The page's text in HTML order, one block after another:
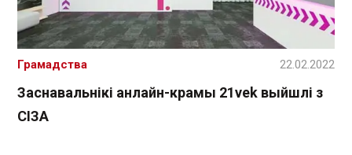
Заснавальнікі анлайн-крамы 21vek выйшлі з
СІЗА
Грамадства 22.02.2022